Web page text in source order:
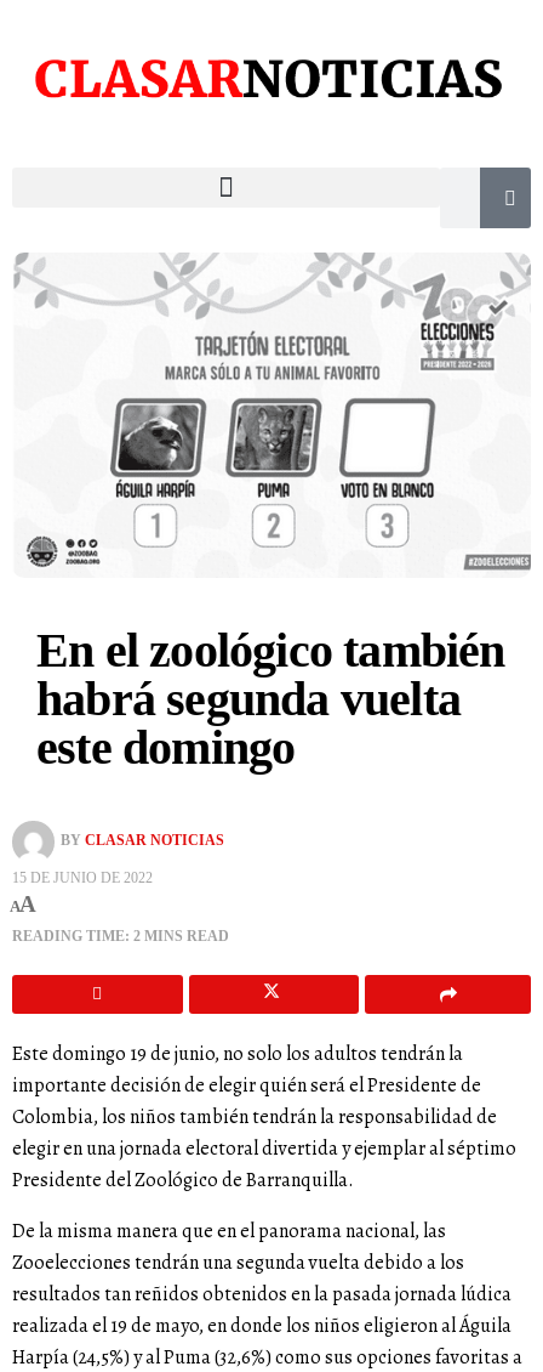
En el zoológico también
habrá segunda vuelta
este domingo
BY CLASAR NOTICIAS
15 DE JUNIO DE 2022
AA
READING TIME: 2 MINS READ
Este domingo 19 de junio, no solo los adultos tendrán la
importante decisión de elegir quién será el Presidente de
Colombia, los niños también tendrán la responsabilidad de
elegir en una jornada electoral divertida y ejemplar al séptimo
Presidente del Zoológico de Barranquilla.
De la misma manera que en el panorama nacional, las
Zooelecciones tendrán una segunda vuelta debido a los
resultados tan reñidos obtenidos en la pasada jornada lúdica
realizada el 19 de mayo, en donde los niños eligieron al Águila
Harpía (24,5%)y al Puma (32,6%)como sus opciones favoritas a